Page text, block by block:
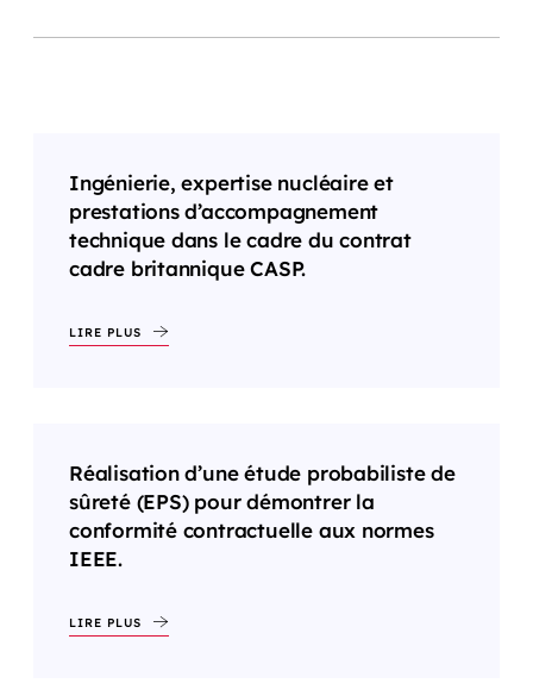
Ingénierie, expertise nucléaire et
prestations d’accompagnement
technique dans le cadre du contrat
cadre britannique CASP.
LIRE PLUS
Réalisation d’une étude probabiliste de
sûreté (EPS) pour démontrer la
conformité contractuelle aux normes
IEEE.
LIRE PLUS